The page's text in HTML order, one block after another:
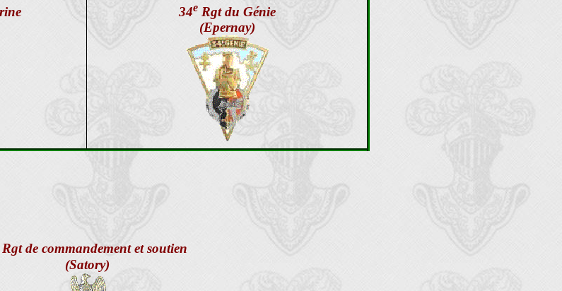
34eRgt du Génie
(Epernay)
Rgt de commandement et soutien
(Satory)